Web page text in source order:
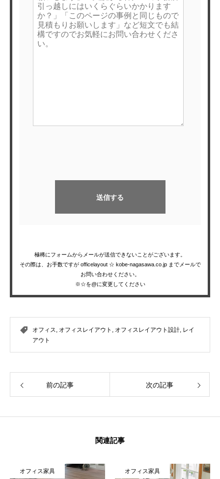
極稀にフォームからメールが送信できないことがございます。
その際は、お手数ですが officelayout ☆ kobe-nagasawa.co.jp までメールで
お問い合わせください。
※☆を@に変更してください
オフィス, オフィスレイアウト , オフィスレイアウト設計, レイ
アウト
前の記事 次の記事
関連記事
オフィス家具 オフィス家具